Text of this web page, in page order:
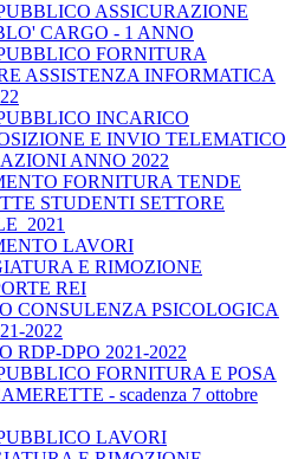
ASSICURAZIONE
CARGO - 1 ANNO
FORNITURA
ASSISTENZA INFORMATICA
INCARICO
E INVIO TELEMATICO
ANNO 2022
FORNITURA TENDE
STUDENTI SETTORE
LAVORI
E RIMOZIONE
REI
CONSULENZA PSICOLOGICA
2022
RDP-DPO 2021-2022
FORNITURA E POSA
- scadenza 7 ottobre
LAVORI